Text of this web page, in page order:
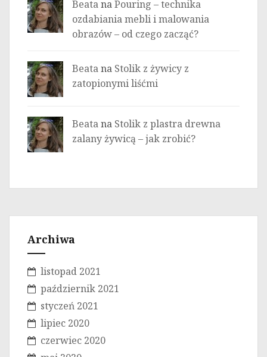
BeatanaPouring – technika
ozdabiania mebli i malowania
obrazów – od czego zacząć?
Beatana Stolik z żywicy z
zatopionymi liśćmi
Beatana Stolik z plastra drewna
zalany żywicą – jak zrobić?
Archiwa
listopad 2021
październik 2021
styczeń 2021
lipiec 2020
czerwiec 2020